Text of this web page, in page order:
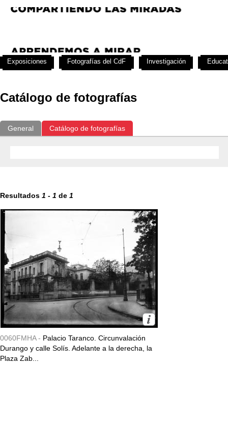
Catálogo de fotografías
General Catálogo de fotografías
Resultados 1 - 1 de 1
0060FMHA - Palacio Taranco. Circunvalación
Durango y calle Solís. Adelante a la derecha, la
Plaza Zab...
Exposiciones Fotografías del CdF Investigación